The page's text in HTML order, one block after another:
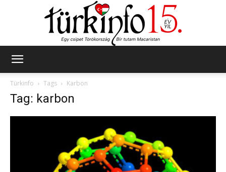
Türkinfo
Tags Karbon
Tag: karbon